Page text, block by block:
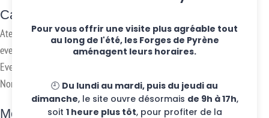
Categories
Ateliers hebdo
evenements
Eventos
Non classifié(e)
Meta
Pour vous offrir une visite plus agréable tout
au long de l'été, les Forges de Pyrène
aménagent leurs horaires.
🕘 Du lundi au mardi, puis du jeudi au
dimanche, le site ouvre désormais de 9h à 17h,
soit 1 heure plus tôt, pour profiter de la